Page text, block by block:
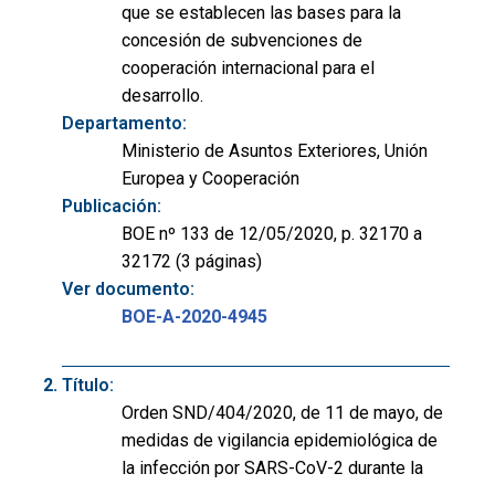
que se establecen las bases para la
concesión de subvenciones de
cooperación internacional para el
desarrollo.
Departamento:
Ministerio de Asuntos Exteriores, Unión
Europea y Cooperación
Publicación:
BOE nº 133 de 12/05/2020, p. 32170 a
32172 (3 páginas)
Ver documento:
BOE-A-2020-4945
Título:
Orden SND/404/2020, de 11 de mayo, de
medidas de vigilancia epidemiológica de
la infección por SARS-CoV-2 durante la